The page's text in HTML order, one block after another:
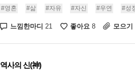
#영혼 #삶 #자유 #자신 #우연 #성
느낌한마디 21 좋아요 8 모으기
역사의 신(神)